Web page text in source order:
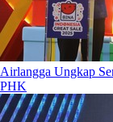
Airlangga Ungkap
PHK